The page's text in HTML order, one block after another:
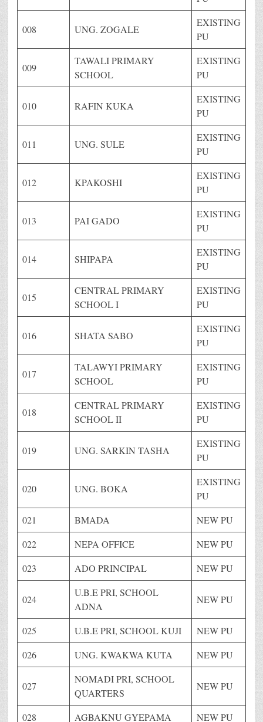
008 UNG. ZOGALE
EXISTING
PU
009
TAWALI PRIMARY
SCHOOL
EXISTING
PU
010 RAFIN KUKA
EXISTING
PU
011 UNG. SULE
EXISTING
PU
012 KPAKOSHI
EXISTING
PU
013 PAI GADO
EXISTING
PU
014 SHIPAPA
EXISTING
PU
015
CENTRAL PRIMARY
SCHOOL I
EXISTING
PU
016 SHATA SABO
EXISTING
PU
017
TALAWYI PRIMARY
SCHOOL
EXISTING
PU
018
CENTRAL PRIMARY
SCHOOL II
EXISTING
PU
019 UNG. SARKIN TASHA
EXISTING
PU
020 UNG. BOKA
EXISTING
PU
021
BMADA
NEW PU
022
NEPA OFFICE
NEW PU
023
ADO PRINCIPAL NEW PU
024
U.B.E PRI, SCHOOL
ADNA
NEW PU
025 U.B.E PRI, SCHOOL KUJI
NEW PU
026
UNG. KWAKWA KUTA NEW PU
027
NOMADI PRI, SCHOOL
QUARTERS
NEW PU
028 AGBAKNU GYEPAMA NEW PU